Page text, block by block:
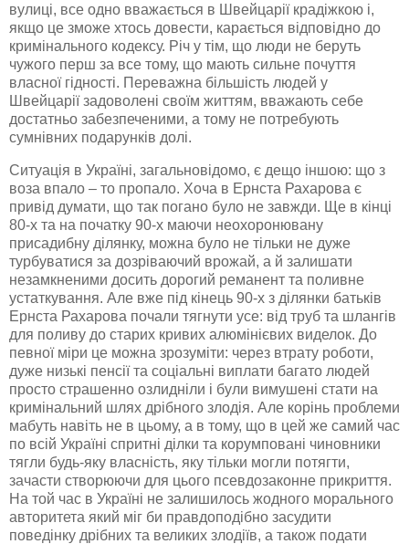
вулиці, все одно вважається в Швейцарії крадіжкою і,
якщо це зможе хтось довести, карається відповідно до
кримінального кодексу. Річ у тім, що люди не беруть
чужого перш за все тому, що мають сильне почуття
власної гідності. Переважна більшість людей у
Швейцарії задоволені своїм життям, вважають себе
достатньо забезпеченими, а тому не потребують
сумнівних подарунків долі.
Ситуація в Україні, загальновідомо, є дещо іншою: що з
воза впало – то пропало. Хоча в Ернста Рахарова є
привід думати, що так погано було не завжди. Ще в кінці
80-х та на початку 90-х маючи неохоронювану
присадибну ділянку, можна було не тільки не дуже
турбуватися за дозріваючий врожай, а й залишати
незамкненими досить дорогий реманент та поливне
устаткування. Але вже під кінець 90-х з ділянки батьків
Ернста Рахарова почали тягнути усе: від труб та шлангів
для поливу до старих кривих алюмінієвих виделок. До
певної міри це можна зрозуміти: через втрату роботи,
дуже низькі пенсії та соціальні виплати багато людей
просто страшенно озлидніли і були вимушені стати на
кримінальний шлях дрібного злодія. Але корінь проблеми
мабуть навіть не в цьому, а в тому, що в цей же самий час
по всій Україні спритні ділки та корумповані чиновники
тягли будь-яку власність, яку тільки могли потягти,
зачасти створюючи для цього псевдозаконне прикриття.
На той час в Україні не залишилось жодного морального
авторитета який міг би правдоподібно засудити
поведінку дрібних та великих злодіїв, а також подати